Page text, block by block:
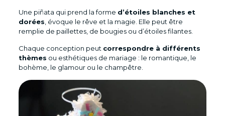
Une piñata qui prend la forme d’étoiles blanches et
dorées , évoque le rêve et la magie. Elle peut être
remplie de paillettes, de bougies ou d’étoiles filantes.
Chaque conception peut correspondre à différents
thèmes ou esthétiques de mariage : le romantique, le
bohème, le glamour ou le champêtre.